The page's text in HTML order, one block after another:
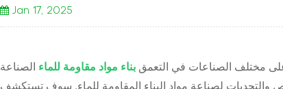
Jan 17, 2025
على مختلف الصناعات في التعمق بناء مواد مقاومة للماء الصناعة
والتحديات لصناعة مواد البناء المقاومة للماء. سوف تستكشف